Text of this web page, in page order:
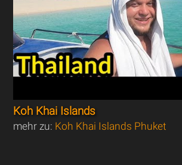
Koh Khai Islands
mehr zu: Koh Khai Islands Phuket